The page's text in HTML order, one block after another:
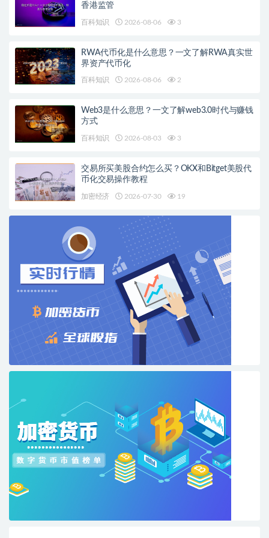
香港监管
百科知识 2026-08-06 3
RWA代币化是什么意思？一文了解RWA真实世
界资产代币化
百科知识 2026-08-06 2
Web3是什么意思？一文了解web3.0时代与赚钱
方式
百科知识 2026-08-03 3
交易所买美股合约怎么买？OKX和Bitget美股代
币化交易操作教程
加密经济 2026-07-30 19